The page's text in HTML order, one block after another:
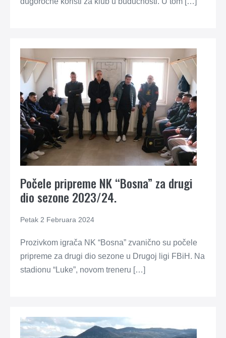
Počele pripreme NK “Bosna” za drugi
dio sezone 2023/24.
Petak 2 Februara 2024
Prozivkom igrača NK “Bosna” zvanično su počele
pripreme za drugi dio sezone u Drugoj ligi FBiH. Na
stadionu “Luke”, novom treneru […]